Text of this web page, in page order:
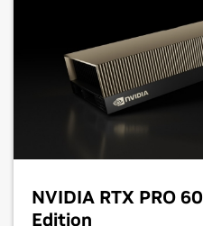
NVIDIA RTX PRO
Edition